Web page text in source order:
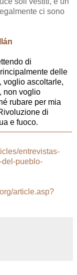
ci sono
di
delle
voglio ascoltarle,
non voglio
rubare per mia
di
e fuoco.
entrevistas-
pueblo-
article.asp?